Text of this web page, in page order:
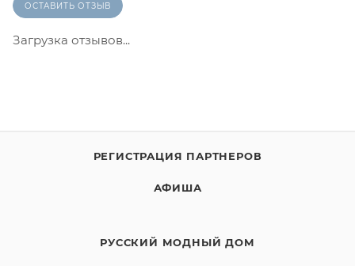
ОСТАВИТЬ ОТЗЫВ
Загрузка отзывов...
РЕГИСТРАЦИЯ ПАРТНЕРОВ
АФИША
РУССКИЙ МОДНЫЙ ДОМ